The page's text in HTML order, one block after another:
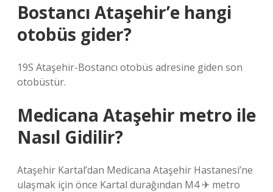
Bostancı Ataşehir’e hangi
otobüs gider?
19S Ataşehir-Bostancı otobüs adresine giden son
otobüstür.
Medicana Ataşehir metro ile
Nasıl Gidilir?
Ataşehir Kartal’dan Medicana Ataşehir Hastanesi’ne
ulaşmak için önce Kartal durağından M4 ✈ metro